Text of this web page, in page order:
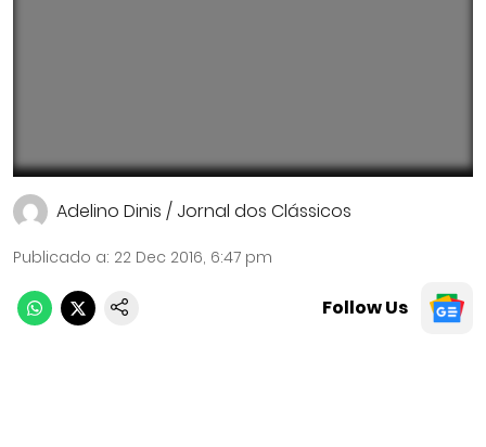
Adelino Dinis / Jornal dos Clássicos
Publicado a: 22 Dec 2016, 6:47 pm
Follow Us